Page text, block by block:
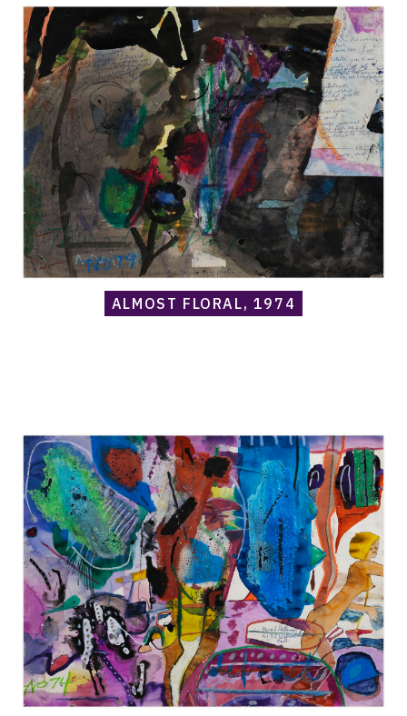
Norris
Embry,
Almost
Floral,
1974
ALMOST FLORAL, 1974
Norris
Embry,
Defrost
(Howard
Hetkerman),
1974